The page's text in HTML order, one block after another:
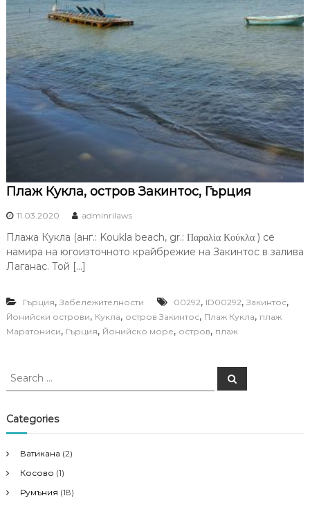
Плаж Кукла, остров Закинтос, Гърция
11.03.2020 adminrilaws
Плажа Кукла (анг.: Koukla beach, gr.: Παραλία Κούκλα ) се
намира на югоизточното крайбрежие на Закинтос в залива
Лаганас. Той […]
Гърция, Забележителности 00292, ID00292, Закинтос,
Йонийски острови, Кукла, остров Закинтос, Плаж Кукла, плаж
Маратониси, Гърция, Йонийско море, остров, плаж
S
r
c
f
o
r
S
e
Categories
Ватикана (2)
Косово (1)
Румъния (18)